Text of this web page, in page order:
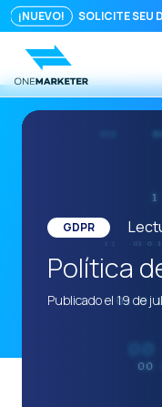
¡NUEVO! SOLICITE SEU
GDPR
Política
Publicado el 19 de